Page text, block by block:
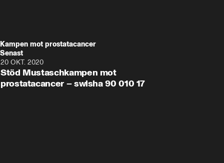
Kampen mot prostatacancer
Senast
20 OKT. 2020
Stöd Mustaschkampen mot
prostatacancer – swisha 90 010 17